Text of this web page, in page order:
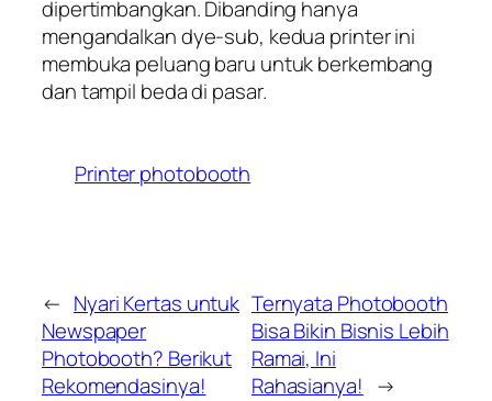
dipertimbangkan. Dibanding hanya
mengandalkan dye-sub, kedua printer ini
membuka peluang baru untuk berkembang
dan tampil beda di pasar.
Printer photobooth
← Nyari Kertas untuk
Newspaper
Photobooth? Berikut
Rekomendasinya!
Ternyata Photobooth
Bisa Bikin Bisnis Lebih
Ramai, Ini
Rahasianya! →